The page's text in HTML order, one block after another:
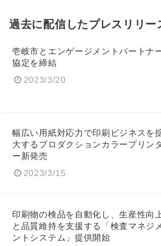
過去に配信したプレスリリー
壱岐市とエンゲージメントパートナ
協定を締結
2023/3/20
幅広い用紙対応力で印刷ビジネスを
大するプロダクションカラープリン
ー新発売
2023/3/15
印刷物の検品を自動化し、生産性向
と品質維持を支援する「検査マネジ
ントシステム」提供開始